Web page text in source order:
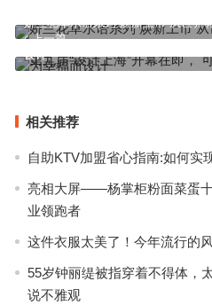
上一篇
娇兰花草水语系列 焕新上市 从世界
第九届“设计上海”开幕在即， 可持
设计
相关推荐
自助KTV加盟省心指南:如何实
亮相大屏——杨掌柜粉面菜蛋
业领跑者
这件衣服太美了！今年流行的
55岁钟丽缇被指穿着不得体，
说不雅观